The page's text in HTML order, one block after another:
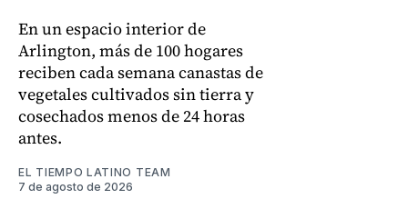
En un espacio interior de
Arlington, más de 100 hogares
reciben cada semana canastas de
vegetales cultivados sin tierra y
cosechados menos de 24 horas
antes.
EL TIEMPO LATINO TEAM
7 de agosto de 2026